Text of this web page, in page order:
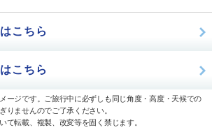
こちら
こちら
ージです。ご旅行中に必ずしも同じ角度・高度・天候での
りませんのでご了承ください。
て転載、複製、改変等を固く禁じます。